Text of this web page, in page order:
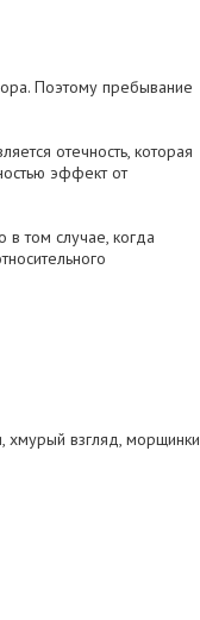
Поэтому пребывание
отечность, которая
эффект от
том случае, когда
хмурый взгляд, морщинки